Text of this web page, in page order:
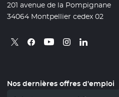
201 avenue de la Pompignane
34064 Montpellier cedex 02
Retrouvez nous sur X
- Nouvelle fenêtre
Retrouvez nous sur
- Nouvelle fenêtre
Retrouvez nous sur
- Nouvelle fenêtre
Retrouvez nous
- Nouvelle
Retrouvez
-
Nos dernières offres d'emploi